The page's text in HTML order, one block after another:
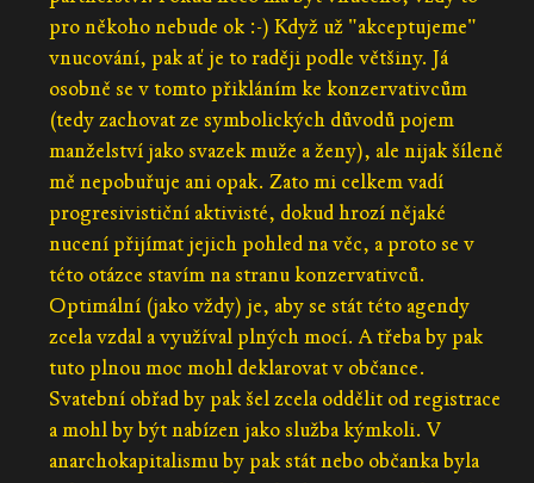
pro někoho nebude ok :-) Když už "akceptujeme"
vnucování, pak ať je to raději podle většiny. Já
osobně se v tomto přikláním ke konzervativcům
(tedy zachovat ze symbolických důvodů pojem
manželství jako svazek muže a ženy), ale nijak šíleně
mě nepobuřuje ani opak. Zato mi celkem vadí
progresivističní aktivisté, dokud hrozí nějaké
nucení přijímat jejich pohled na věc, a proto se v
této otázce stavím na stranu konzervativců.
Optimální (jako vždy) je, aby se stát této agendy
zcela vzdal a využíval plných mocí. A třeba by pak
tuto plnou moc mohl deklarovat v občance.
Svatební obřad by pak šel zcela oddělit od registrace
a mohl by být nabízen jako služba kýmkoli. V
anarchokapitalismu by pak stát nebo občanka byla